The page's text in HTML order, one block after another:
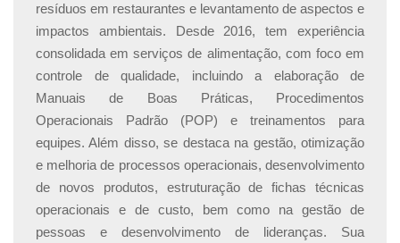
resíduos em restaurantes e levantamento de aspectos e
impactos ambientais. Desde 2016, tem experiência
consolidada em serviços de alimentação, com foco em
controle de qualidade, incluindo a elaboração de
Manuais de Boas Práticas, Procedimentos
Operacionais Padrão (POP) e treinamentos para
equipes. Além disso, se destaca na gestão, otimização
e melhoria de processos operacionais, desenvolvimento
de novos produtos, estruturação de fichas técnicas
operacionais e de custo, bem como na gestão de
pessoas e desenvolvimento de lideranças. Sua